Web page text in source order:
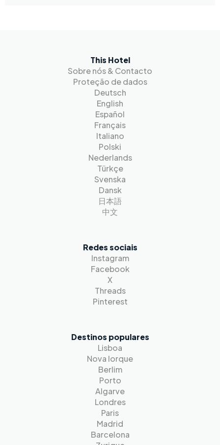
This Hotel
Sobre nós & Contacto
Proteção de dados
Deutsch
English
Español
Français
Italiano
Polski
Nederlands
Türkçe
Svenska
Dansk
日本語
中文
Redes sociais
Instagram
Facebook
X
Threads
Pinterest
Destinos populares
Lisboa
Nova Iorque
Berlim
Porto
Algarve
Londres
Paris
Madrid
Barcelona